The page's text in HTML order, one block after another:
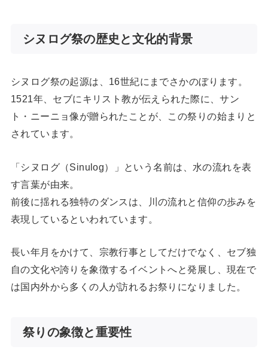
シヌログ祭の歴史と文化的背景
シヌログ祭の起源は、16世紀にまでさかのぼります。
1521年、セブにキリスト教が伝えられた際に、サン
ト・ニーニョ像が贈られたことが、この祭りの始まりと
されています。
「シヌログ（Sinulog）」という名前は、水の流れを表
す言葉が由来。
前後に揺れる独特のダンスは、川の流れと信仰の歩みを
表現しているといわれています。
長い年月をかけて、宗教行事としてだけでなく、セブ独
自の文化や誇りを象徴するイベントへと発展し、現在で
は国内外から多くの人が訪れるお祭りになりました。
祭りの象徴と重要性